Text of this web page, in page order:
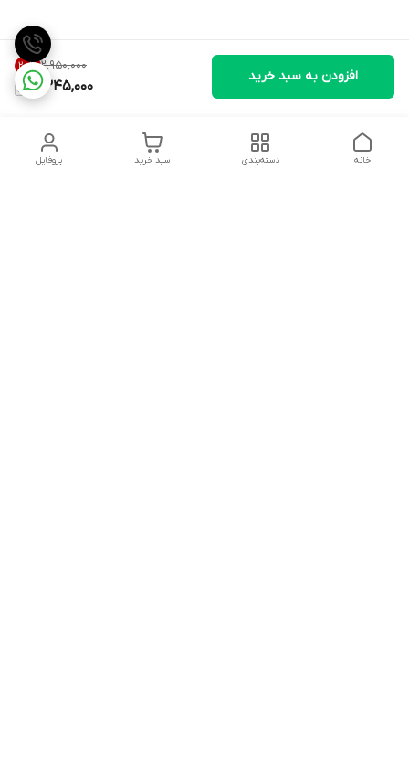
۲٬۹۵۰٬۰۰۰ 20%
2,345,000
افزودن به سبد خرید
پروفایل سبد خرید دسته‌بندی خانه